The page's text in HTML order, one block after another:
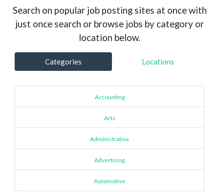
Search on popular job posting sites at once with
just once search or browse jobs by category or
location below.
Categories Locations
Accounting
Arts
Administrative
Advertising
Automotive